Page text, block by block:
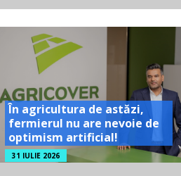
În agricultura de astăzi,
fermierul nu are nevoie de
optimism artificial!
31 IULIE 2026